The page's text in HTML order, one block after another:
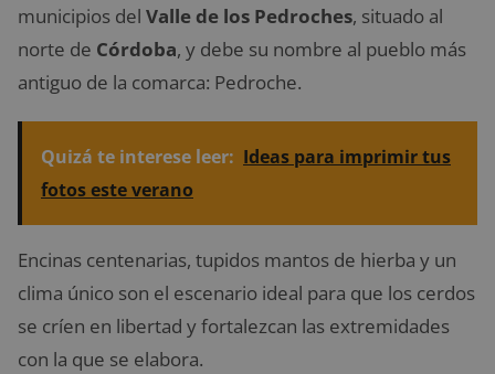
municipios del Valle de los Pedroches, situado al
norte de Córdoba, y debe su nombre al pueblo más
antiguo de la comarca: Pedroche.
Quizá te interese leer: Ideas para imprimir tus
fotos este verano
Encinas centenarias, tupidos mantos de hierba y un
clima único son el escenario ideal para que los cerdos
se críen en libertad y fortalezcan las extremidades
con la que se elabora.